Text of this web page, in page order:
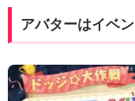
アバターはイベ